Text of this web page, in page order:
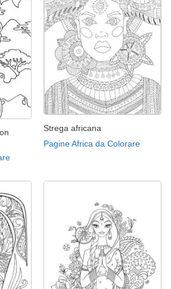
Strega africana
Pagine Africa da Colorare